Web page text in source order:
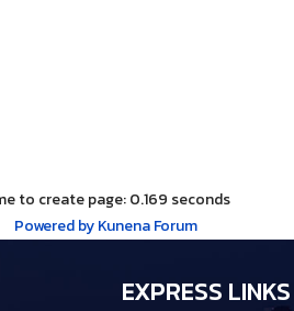
to create page: 0.169 seconds
Powered by Kunena Forum
EXPRESS LINKS